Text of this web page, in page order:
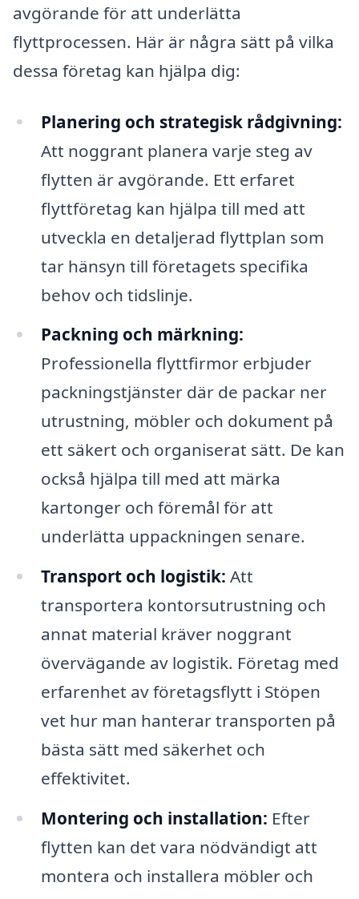
avgörande för att underlätta
flyttprocessen. Här är några sätt på vilka
dessa företag kan hjälpa dig:
Planering och strategisk rådgivning:
Att noggrant planera varje steg av
flytten är avgörande. Ett erfaret
flyttföretag kan hjälpa till med att
utveckla en detaljerad flyttplan som
tar hänsyn till företagets specifika
behov och tidslinje.
Packning och märkning:
Professionella flyttfirmor erbjuder
packningstjänster där de packar ner
utrustning, möbler och dokument på
ett säkert och organiserat sätt. De kan
också hjälpa till med att märka
kartonger och föremål för att
underlätta uppackningen senare.
Transport och logistik: Att
transportera kontorsutrustning och
annat material kräver noggrant
övervägande av logistik. Företag med
erfarenhet av företagsflytt i Stöpen
vet hur man hanterar transporten på
bästa sätt med säkerhet och
effektivitet.
Montering och installation: Efter
flytten kan det vara nödvändigt att
montera och installera möbler och